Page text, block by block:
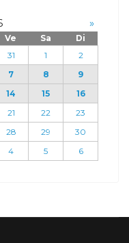
»
Ve Sa
Di
31 1
2
7 8
9
14 15
16
21 22
23
28 29
30
4 5 6